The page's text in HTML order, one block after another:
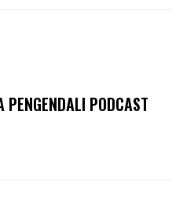
PENGENDALI PODCAST